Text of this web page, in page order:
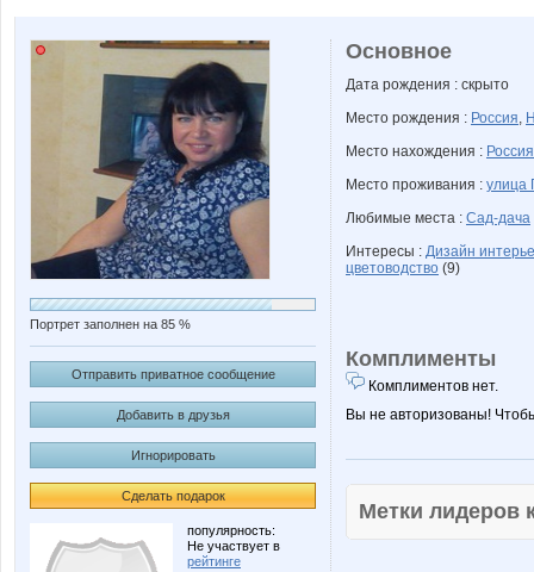
Портрет заполнен на 85 %
Отправить приватное сообщение
Добавить в друзья
Игнорировать
Сделать подарок
популярность:
Не участвует в
рейтинге
Основное
Дата рождения : скрыто
Место рождения : Россия,
Место нахождения : Россия
Место проживания : улица
Любимые места : Сад-дача
Интересы : Дизайн
цветоводство (9)
Комплименты
Комплиментов нет.
Вы не авторизованы!
Метки